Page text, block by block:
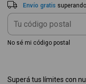
Envío gratis
No sé mi código postal
Superá tus límites con